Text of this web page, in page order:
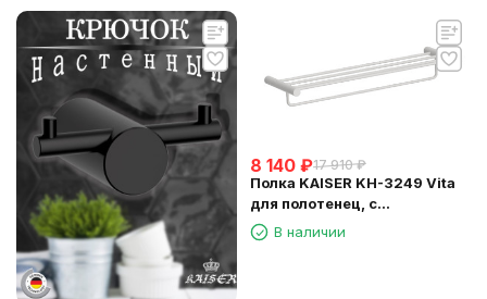
8 140 ₽17 910 ₽
Полка KAISER KH-3249 Vita
для полотенец, с
держателем
В наличии